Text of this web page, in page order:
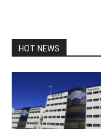
HOT NEWS